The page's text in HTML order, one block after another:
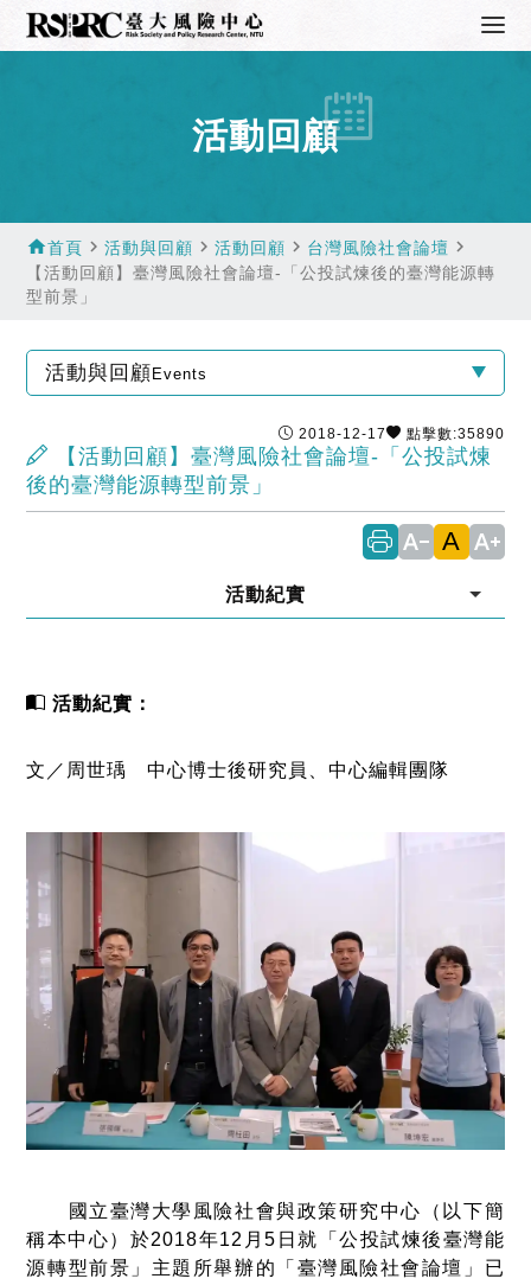
活動回顧
home首頁 navigate_next活動與回顧 navigate_next活動回顧 navigate_next 台灣風險社會論壇 navigate_next
【活動回顧】臺灣風險社會論壇-「公投試煉後的臺灣能源轉
型前景」
活動與回顧Events
2018-12-17 點擊數:35890
【活動回顧】臺灣風險社會論壇-「公投試煉
後的臺灣能源轉型前景」
text_decrease A text_increase
活動紀實
活動紀實：
文／周世瑀 中心博士後研究員、中心編輯團隊
國立臺灣大學風險社會與政策研究中心（以下簡
稱本中心）於2018年12月5日就「公投試煉後臺灣能
源轉型前景」主題所舉辦的「臺灣風險社會論壇」已